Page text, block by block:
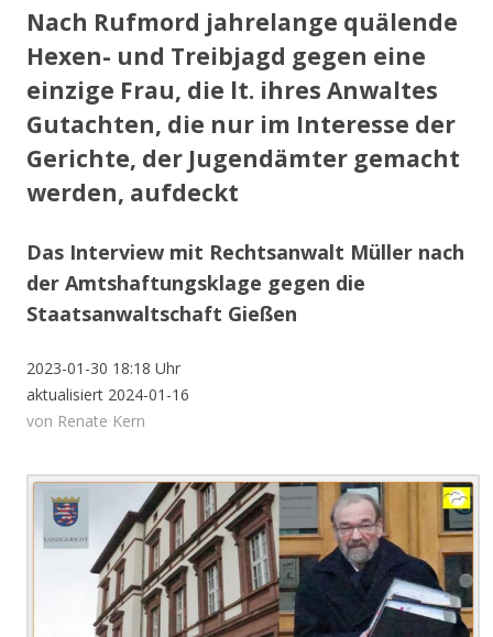
Nach Rufmord jahrelange quälende
Hexen- und Treibjagd gegen eine
einzige Frau, die lt. ihres Anwaltes
Gutachten, die nur im Interesse der
Gerichte, der Jugendämter gemacht
werden, aufdeckt
Das Interview mit Rechtsanwalt Müller nach
der Amtshaftungsklage gegen die
Staatsanwaltschaft Gießen
2023-01-30 18:18 Uhr
aktualisiert 2024-01-16
von Renate Kern